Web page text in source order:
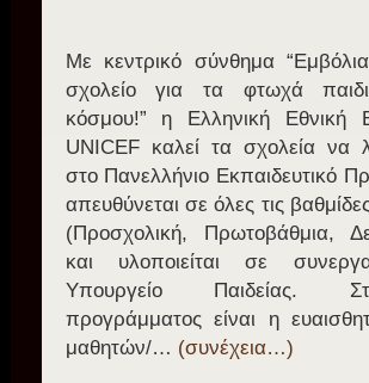
Με κεντρικό σύνθημα
σχολείο για τα φτωχά
κόσμου!” η Ελληνική Εθνική
UNICEF καλεί τα σχολεία να
στο Πανελλήνιο Εκπαιδευτικό
απευθύνεται σε όλες τις
(Προσχολική, Πρωτοβάθμια,
και υλοποιείται σε
Υπουργείο Παιδείας.
προγράμματος είναι η
μαθητών/… (συνέχεια…)